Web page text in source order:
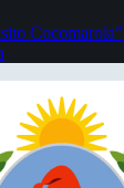
Cocomarola”